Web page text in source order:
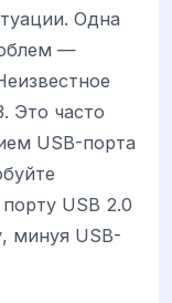
Одна
—
Это часто
USB-порта
USB 2.0
минуя USB-